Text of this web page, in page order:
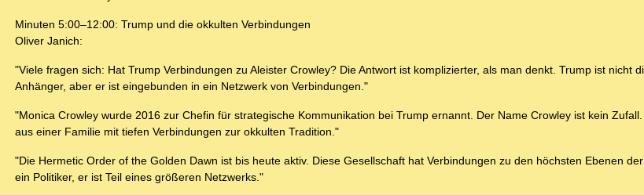
Minuten 5:00–12:00: Trump und die okkulten Verbindungen
Oliver Janich:
"Viele fragen sich: Hat Trump Verbindungen zu Aleister Crowley? Die Antwort ist komplizierter, als man denkt. Trump ist nicht
Anhänger, aber er ist eingebunden in ein Netzwerk von Verbindungen."
"Monica Crowley wurde 2016 zur Chefin für strategische Kommunikation bei Trump ernannt. Der Name Crowley ist kein
aus einer Familie mit tiefen Verbindungen zur okkulten Tradition."
"Die Hermetic Order of the Golden Dawn ist bis heute aktiv. Diese Gesellschaft hat Verbindungen zu den höchsten Ebenen
ein Politiker, er ist Teil eines größeren Netzwerks."